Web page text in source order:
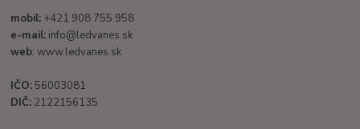
mobil: +421 908 755 958
e-mail: info@ledvanes.sk
web: www.ledvanes.sk
IČO: 56003081
DIČ: 2122156135